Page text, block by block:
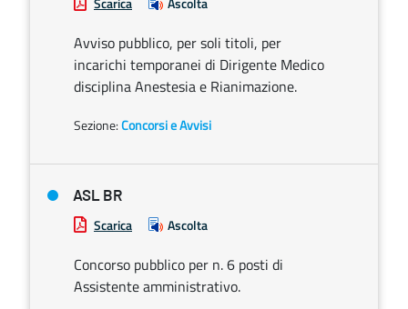
Avviso pubblico, per soli titoli, per
incarichi temporanei di Dirigente Medico
disciplina Anestesia e Rianimazione.
Sezione:Concorsi e Avvisi
ASL BR
Scarica Ascolta
Concorso pubblico per n. 6 posti di
Assistente amministrativo.